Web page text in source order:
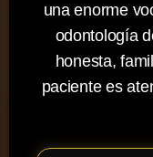
una enorme
odontología
honesta,
paciente es